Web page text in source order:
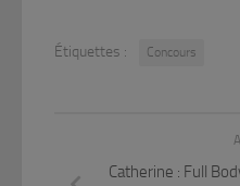
Étiquettes : Concours
Catherine : Full